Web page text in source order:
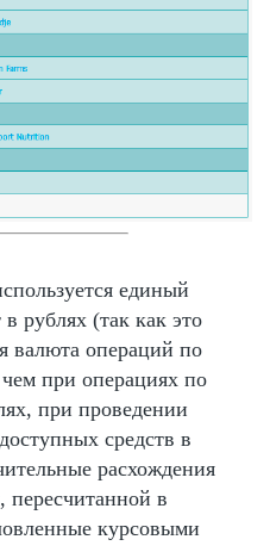
единый
рублях (так как это
валюта операций по
при операциях по
при проведении
средств в
расхождения
в
курсовыми